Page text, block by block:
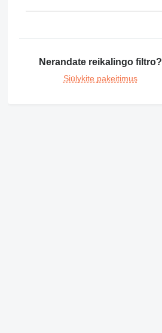
Nerandate reikalingo filtro?
Siūlykite pakeitimus